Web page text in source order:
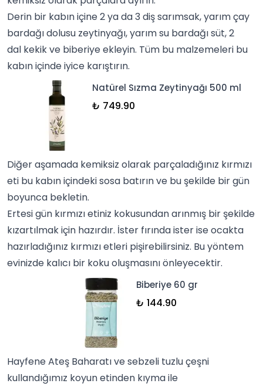
Derin bir kabın içine 2 ya da 3 diş sarımsak, yarım çay
bardağı dolusu zeytinyağı, yarım su bardağı süt, 2
dal kekikve biberiyeekleyin. Tüm bu malzemeleri bu
kabın içinde iyice karıştırın.
Natürel Sızma Zeytinyağı 500 ml
₺ 749.90
Diğer aşamada kemiksiz olarak parçaladığınız kırmızı
eti bu kabın içindekisosa batırın ve bu şekilde bir gün
boyunca bekletin.
Ertesi gün kırmızı etiniz kokusundan arınmış bir şekilde
kızartılmak için hazırdır. İster fırında ister ise ocakta
hazırladığınız kırmızı etleri pişirebilirsiniz. Bu yöntem
evinizde kalıcı bir koku oluşmasını önleyecektir.
Biberiye 60 gr
₺ 144.90
Hayfene Ateş Baharatıvesebzeli tuzlu çeşni
kullandığımız koyun etinden kıyma ile